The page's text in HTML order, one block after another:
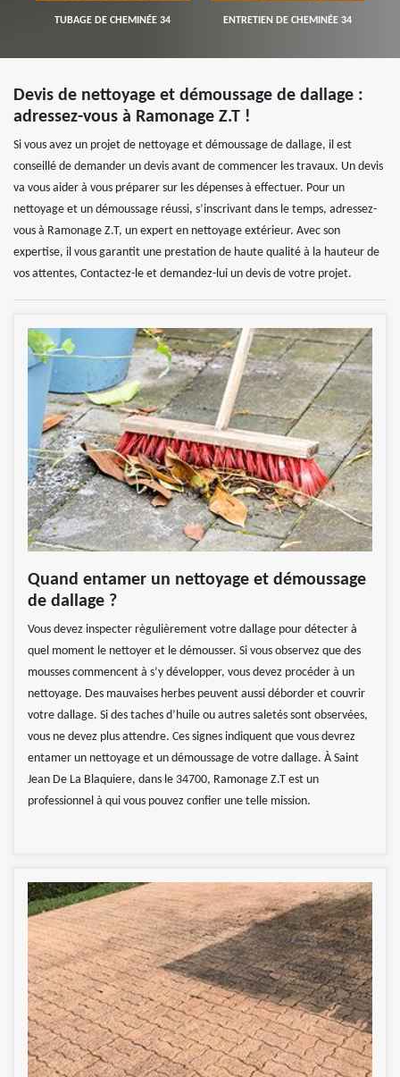
TUBAGE DE CHEMINÉE 34 ENTRETIEN DE CHEMINÉE 34
Devis de nettoyage et démoussage de dallage :
adressez-vous à Ramonage Z.T !
Si vous avez un projet de nettoyage et démoussage de dallage, il est
conseillé de demander un devis avant de commencer les travaux. Un devis
va vous aider à vous préparer sur les dépenses à effectuer. Pour un
nettoyage et un démoussage réussi, s’inscrivant dans le temps, adressez-
vous à Ramonage Z.T, un expert en nettoyage extérieur. Avec son
expertise, il vous garantit une prestation de haute qualité à la hauteur de
vos attentes, Contactez-le et demandez-lui un devis de votre projet.
Quand entamer un nettoyage et démoussage
de dallage ?
Vous devez inspecter règulièrement votre dallage pour détecter à
quel moment le nettoyer et le démousser. Si vous observez que des
mousses commencent à s’y développer, vous devez procéder à un
nettoyage. Des mauvaises herbes peuvent aussi déborder et couvrir
votre dallage. Si des taches d’huile ou autres saletés sont observées,
vous ne devez plus attendre. Ces signes indiquent que vous devrez
entamer un nettoyage et un démoussage de votre dallage. À Saint
Jean De La Blaquiere, dans le 34700, Ramonage Z.T est un
professionnel à qui vous pouvez confier une telle mission.